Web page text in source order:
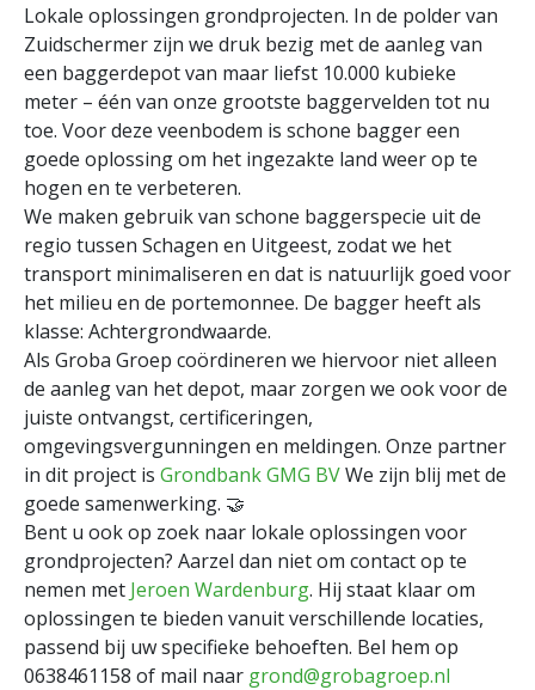
Lokale oplossingen grondprojecten. In de polder van
Zuidschermer zijn we druk bezig met de aanleg van
een baggerdepot van maar liefst 10.000 kubieke
meter – één van onze grootste baggervelden tot nu
toe. Voor deze veenbodem is schone bagger een
goede oplossing om het ingezakte land weer op te
hogen en te verbeteren.
We maken gebruik van schone baggerspecie uit de
regio tussen Schagen en Uitgeest, zodat we het
transport minimaliseren en dat is natuurlijk goed voor
het milieu en de portemonnee. De bagger heeft als
klasse: Achtergrondwaarde.
Als Groba Groep coördineren we hiervoor niet alleen
de aanleg van het depot, maar zorgen we ook voor de
juiste ontvangst, certificeringen,
omgevingsvergunningen en meldingen. Onze partner
in dit project is Grondbank GMG BVWe zijn blij met de
goede samenwerking. 🤝
Bent u ook op zoek naar lokale oplossingen voor
grondprojecten? Aarzel dan niet om contact op te
nemen met Jeroen Wardenburg. Hij staat klaar om
oplossingen te bieden vanuit verschillende locaties,
passend bij uw specifieke behoeften. Bel hem op
0638461158 of mail naar grond@grobagroep.nl